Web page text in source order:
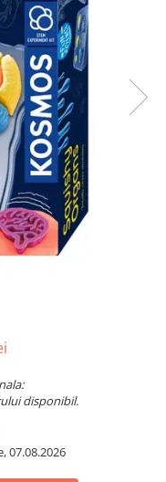
disponibil.
07.08.2026